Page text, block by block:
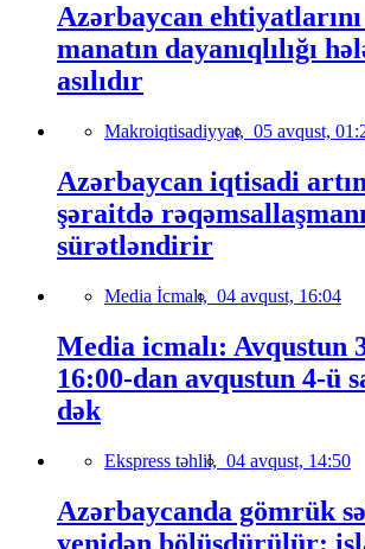
Azərbaycan
manatın dayanıqlılığı
asılıdır
Makroiqtisadiyyat, 05 avqust,
Azərbaycan iqtisadi
şəraitdə rəqəmsallaşmanı
sürətləndirir
Media İcmalı, 04 avqust, 16:04
Media icmalı: Avqustun
16:00-dan avqustun 4-ü
dək
Ekspress təhlil, 04 avqust, 14:50
Azərbaycanda gömrük
yenidən bölüşdürülür: